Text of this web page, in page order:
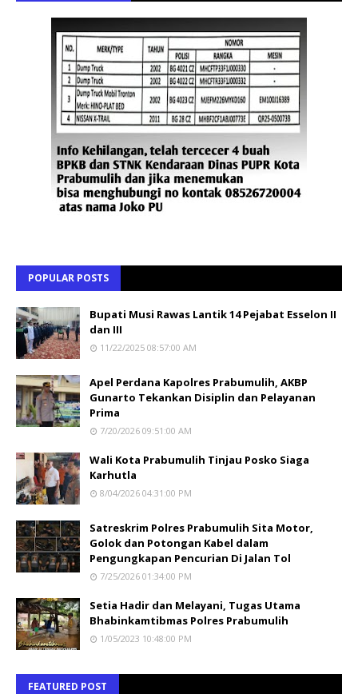
POPULAR POSTS
Bupati Musi Rawas Lantik 14 Pejabat Esselon II
dan III
11/22/2025 08:57:00 AM
Apel Perdana Kapolres Prabumulih, AKBP
Gunarto Tekankan Disiplin dan Pelayanan
Prima
7/20/2026 09:51:00 AM
Wali Kota Prabumulih Tinjau Posko Siaga
Karhutla
8/04/2026 04:31:00 PM
Satreskrim Polres Prabumulih Sita Motor,
Golok dan Potongan Kabel dalam
Pengungkapan Pencurian Di Jalan Tol
7/25/2026 01:34:00 PM
Setia Hadir dan Melayani, Tugas Utama
Bhabinkamtibmas Polres Prabumulih
1/05/2023 10:48:00 PM
FEATURED POST